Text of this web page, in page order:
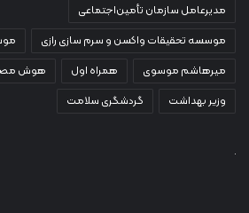
مدیرعامل سازمان تأمین‌اجتماعی
موسسه تحقیقات واکسن و سرم سازی رازی
میرهاشم موسوی
همراه اول هوش
وزیر بهداشت
گردشگری سلامت